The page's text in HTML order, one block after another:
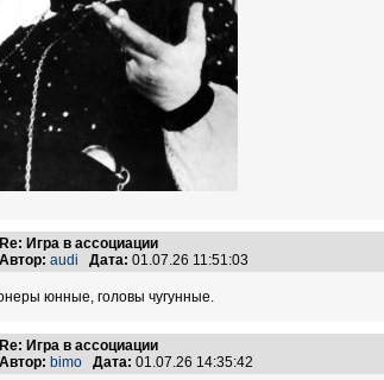
Re: Игра в ассоциации
Автор: audi Дата: 01.07.26 11:51:03
юнные, головы чугунные.
Re: Игра в ассоциации
Автор: bimo Дата: 01.07.26 14:35:42